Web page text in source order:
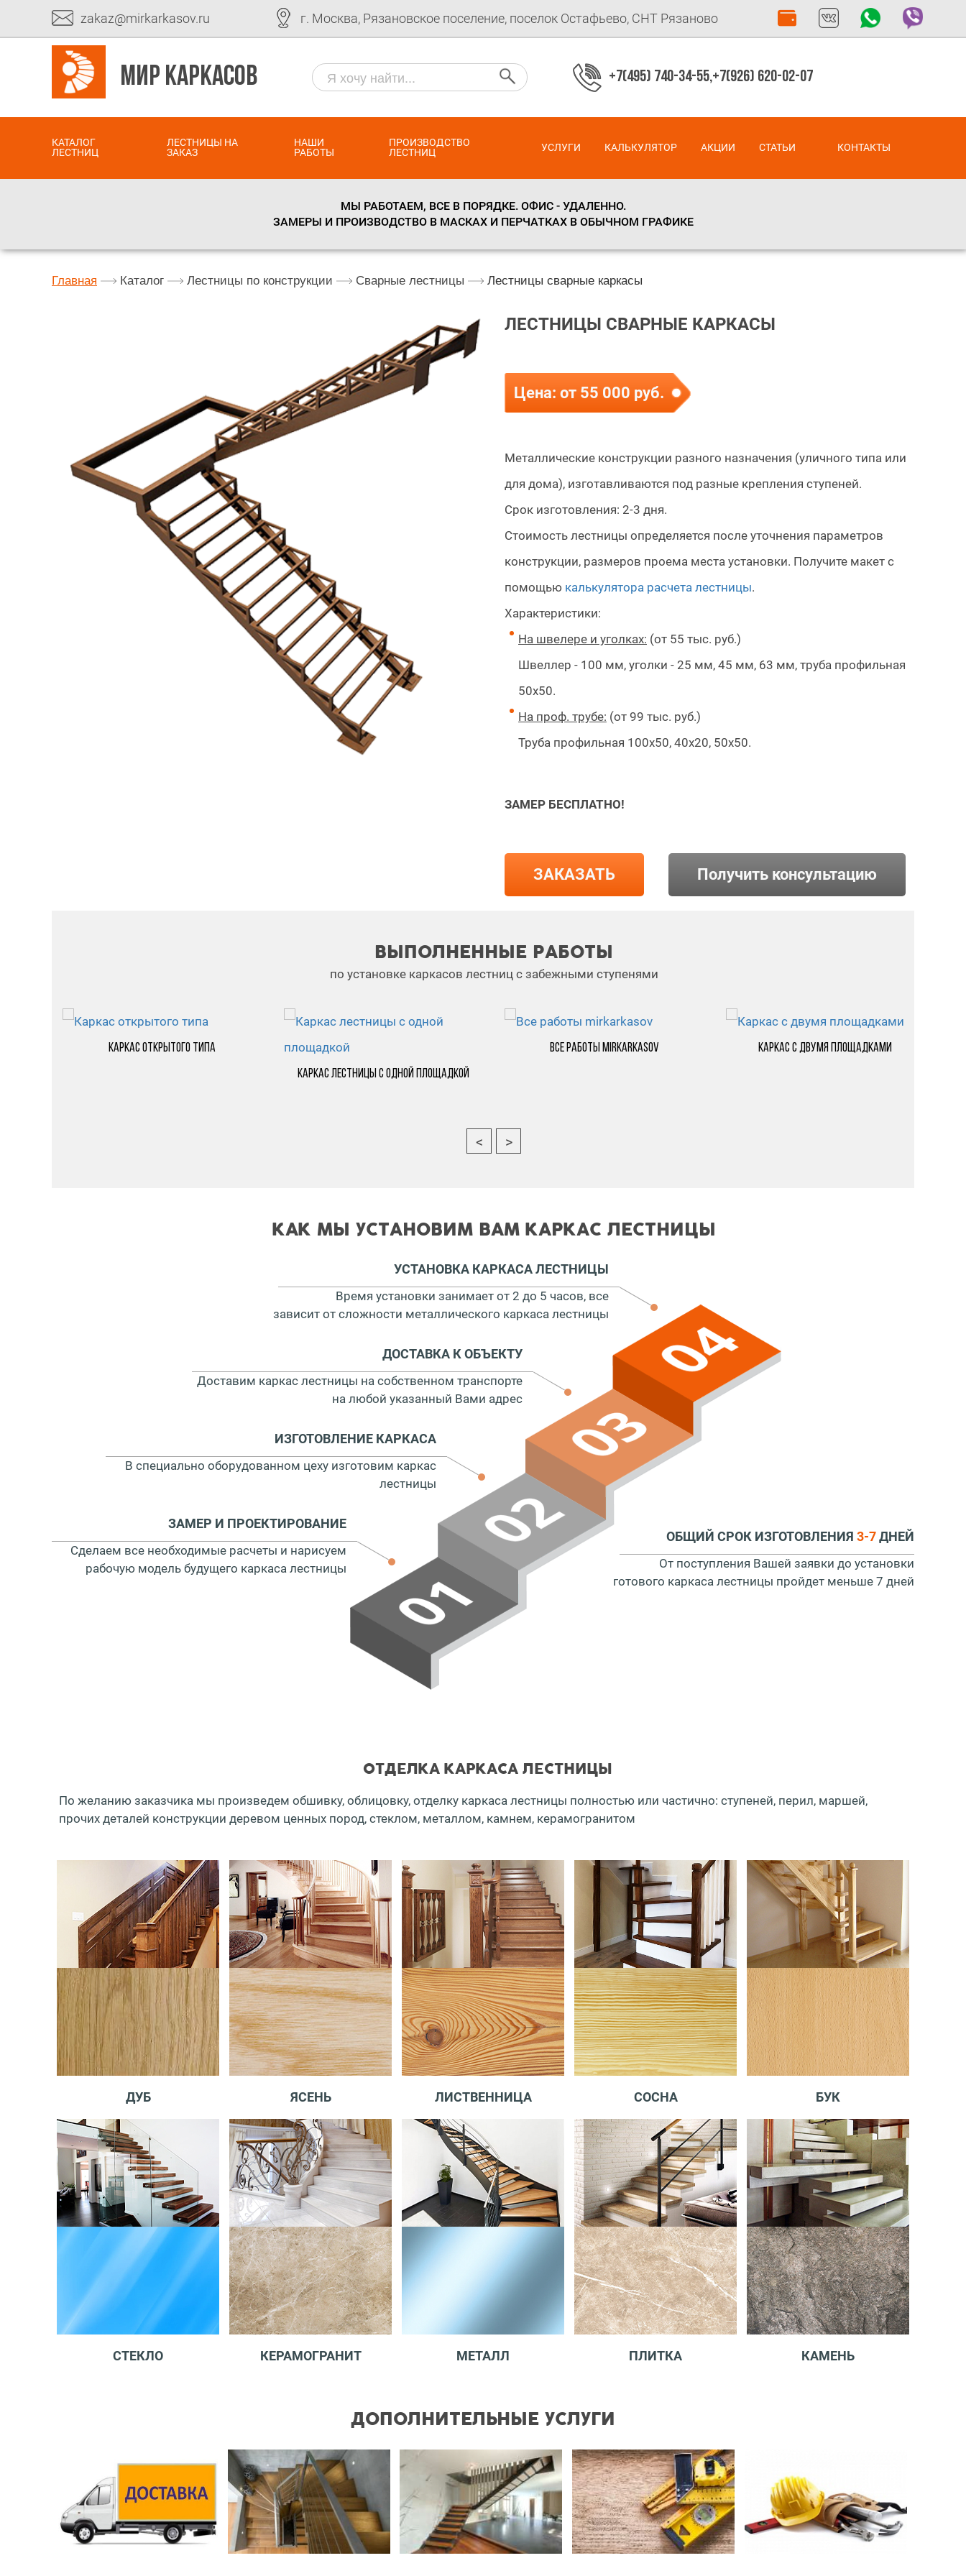
zakaz@mirkarkasov.ru г. Москва, Рязановское поселение, поселок Остафьево, СНТ Рязаново
МИР КАРКАСОВ +7(495) 740-34-55,+7(926) 620-02-07
КАТАЛОГ
ЛЕСТНИЦ
ЛЕСТНИЦЫ НА
ЗАКАЗ
НАШИ
РАБОТЫ
ПРОИЗВОДСТВО
ЛЕСТНИЦ
УСЛУГИ КАЛЬКУЛЯТОР АКЦИИ СТАТЬИ КОНТАКТЫ
МЫ РАБОТАЕМ, ВСЕ В ПОРЯДКЕ. ОФИС - УДАЛЕННО.
ЗАМЕРЫ И ПРОИЗВОДСТВО В МАСКАХ И ПЕРЧАТКАХ В ОБЫЧНОМ ГРАФИКЕ
Главная Каталог Лестницы по конструкции Сварные лестницы Лестницы сварные каркасы
ЛЕСТНИЦЫ СВАРНЫЕ КАРКАСЫ
Цена: от 55 000 руб.
Металлические конструкции разного назначения (уличного типа или
для дома), изготавливаются под разные крепления ступеней.
Срок изготовления: 2-3 дня.
Стоимость лестницы определяется после уточнения параметров
конструкции, размеров проема места установки. Получите макет с
помощью калькулятора расчета лестницы.
Характеристики:
На швелере и уголках: (от 55 тыс. руб.)
Швеллер - 100 мм, уголки - 25 мм, 45 мм, 63 мм, труба профильная
50х50.
На проф. трубе: (от 99 тыс. руб.)
Труба профильная 100х50, 40х20, 50х50.
ЗАМЕР БЕСПЛАТНО!
ЗАКАЗАТЬ Получить консультацию
ВЫПОЛНЕННЫЕ РАБОТЫ
по установке каркасов лестниц с забежными ступенями
Каркас открытого типа
Каркас лестницы с одной площадкой
Все работы mirkarkasov Каркас с двумя площадками
КАК МЫ УСТАНОВИМ ВАМ КАРКАС ЛЕСТНИЦЫ
УСТАНОВКА КАРКАСА ЛЕСТНИЦЫ
Время установки занимает от 2 до 5 часов, все
зависит от сложности металлического каркаса лестницы
ДОСТАВКА К ОБЪЕКТУ
Доставим каркас лестницы на собственном транспорте
на любой указанный Вами адрес
ИЗГОТОВЛЕНИЕ КАРКАСА
В специально оборудованном цеху изготовим каркас
лестницы
ЗАМЕР И ПРОЕКТИРОВАНИЕ
Сделаем все необходимые расчеты и нарисуем
рабочую модель будущего каркаса лестницы
ОБЩИЙ СРОК ИЗГОТОВЛЕНИЯ 3-7ДНЕЙ
От поступления Вашей заявки до установки
готового каркаса лестницы пройдет меньше 7 дней
ОТДЕЛКА КАРКАСА ЛЕСТНИЦЫ
По желанию заказчика мы произведем обшивку, облицовку, отделку каркаса лестницы полностью или частично: ступеней, перил, маршей,
прочих деталей конструкции деревом ценных пород, стеклом, металлом, камнем, керамогранитом
ДУБ ЯСЕНЬ ЛИСТВЕННИЦА СОСНА БУК
СТЕКЛО КЕРАМОГРАНИТ МЕТАЛЛ ПЛИТКА КАМЕНЬ
ДОПОЛНИТЕЛЬНЫЕ УСЛУГИ